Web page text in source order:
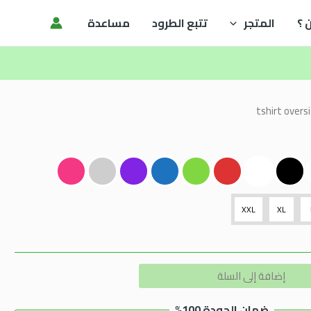
؟ المتجر تتبع الطرود مساعدة
XL
XXL
إضافة إلى السلة